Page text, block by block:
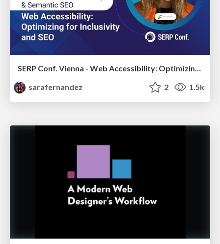
SERP Conf. Vienna - Web Accessibility: Optimizing for Inclusivity and SEO
sarafernandez
2 1.5k